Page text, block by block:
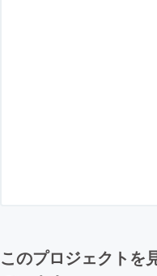
このプロジェクトを